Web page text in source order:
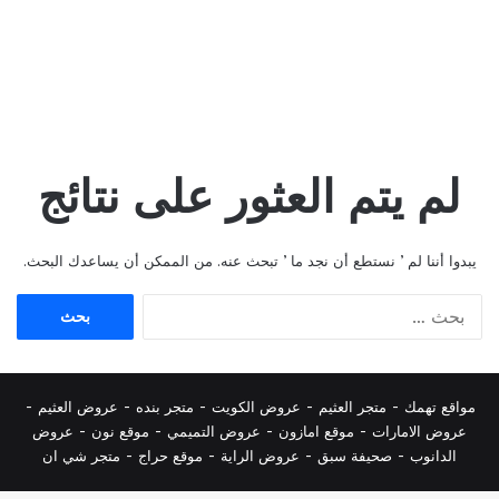
لم يتم العثور على نتائج
يبدوا أننا لم ’ نستطع أن نجد ما ’ تبحث عنه. من الممكن أن يساعدك البحث.
مواقع تهمك - متجر العثيم - عروض الكويت - متجر بنده - عروض العثيم -
عروض الامارات - موقع امازون - عروض التميمي - موقع نون - عروض
الدانوب - صحيفة سبق - عروض الراية - موقع حراج - متجر شي ان